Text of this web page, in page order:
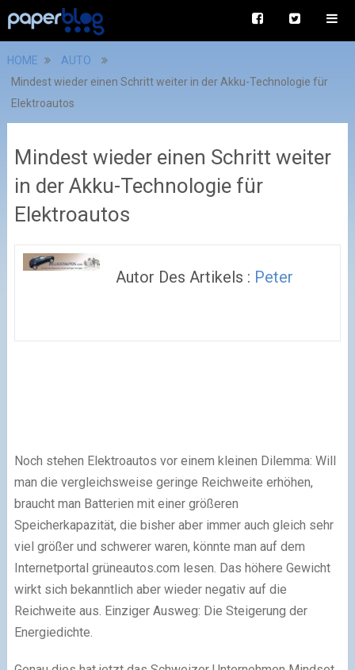
HOME
AUTO
Mindest wieder einen Schritt weiter in der Akku-Technologie für
Elektroautos
Mindest wieder einen Schritt weiter
in der Akku-Technologie für
Elektroautos
Autor Des Artikels : Peter
Noch stehen Elektroautos vor einem kleinen Dilemma: Will
man die vergleichsweise geringe Reichweite erhöhen,
braucht man Batterien mit einer größeren
Speicherkapazität, die bisher aber immer auch gleich sehr
viel größer und schwerer waren, könnte man auf dem
Internetportal grüneautos.com lesen. Das höhere Gewicht
wirkt sich bekanntlich aber wieder negativ auf die
Reichweite aus. Einziger Ausweg: Die Steigerung der
Energiedichte.